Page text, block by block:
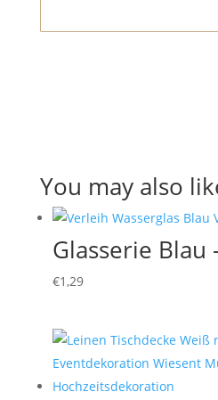
You may also
Glasserie Blau
€1,29